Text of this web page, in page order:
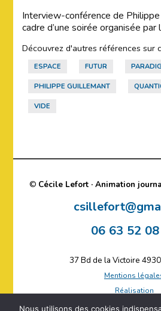
Interview-conférence de
cadre d’une soirée organisée par
Découvrez d'autres références sur
ESPACE FUTUR
PHILIPPE GUILLEMANT
VIDE
© Cécile Lefort · Animation
06 63 52
37 Bd de la Victoire
Mentions
Réalisation
Plan du site
Nous utilisons des cookies